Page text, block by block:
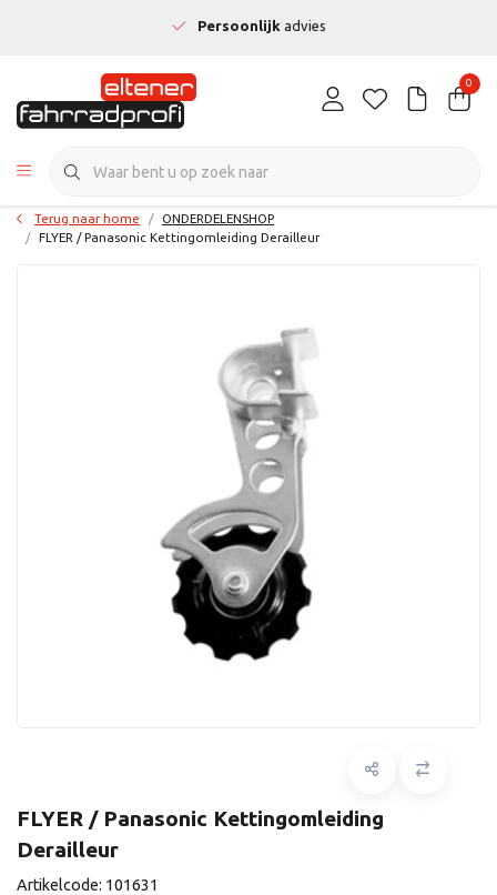
Persoonlijkadvies
0
Terug naar home
ONDERDELENSHOP
FLYER / Panasonic Kettingomleiding Derailleur
FLYER / Panasonic Kettingomleiding
Derailleur
Artikelcode: 101631